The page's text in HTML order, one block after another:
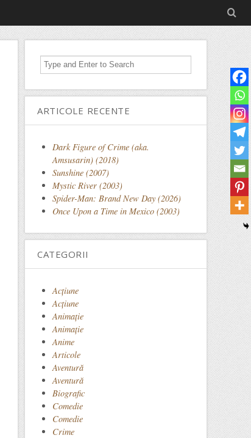
ARTICOLE RECENTE
Dark Figure of Crime (aka.
Amsusarin) (2018)
Sunshine (2007)
Mystic River (2003)
Spider-Man: Brand New Day (2026)
Once Upon a Time in Mexico (2003)
CATEGORII
Acţiune
Acțiune
Animaţie
Animație
Anime
Articole
Aventură
Aventură
Biografic
Comedie
Comedie
Crime